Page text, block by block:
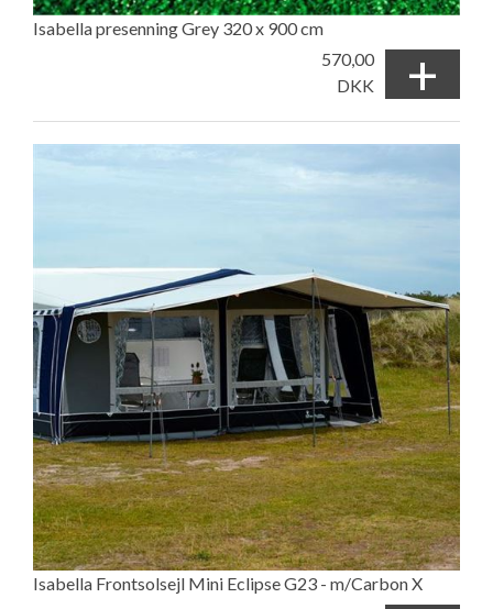
Isabella presenning Grey 320 x 900 cm
570,00
DKK
+
Isabella Frontsolsejl Mini Eclipse G23 - m/Carbon X